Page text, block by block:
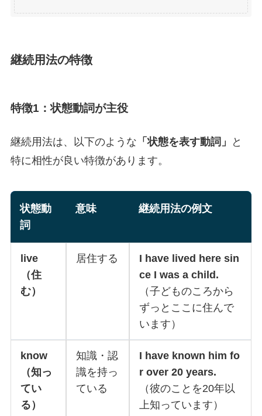
継続用法の特徴
特徴1：状態動詞が主役
継続用法は、以下のような 「状態を表す動詞」
と
特に相性が良い特徴があります。
状態動
詞
意味 継続用法の例文
live
（住
む）
居住する
I have lived here sin
ce I was a child.
（子どものころから
ずっとここに住んで
います）
know
（知っ
てい
る）
知識・認
識を持っ
ている
I have known him fo
r over 20 years.
（彼のことを20年以
上知っています）